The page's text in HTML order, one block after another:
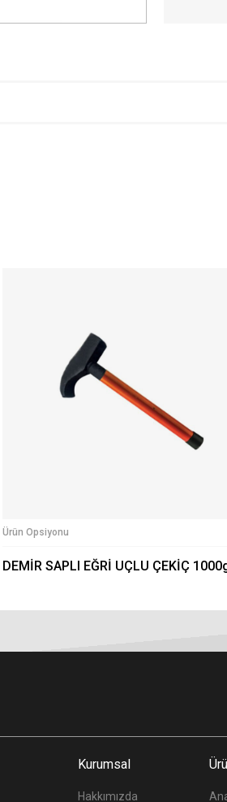
Ürün Opsiyonu
DEMİR SAPLI EĞRİ UÇLU ÇEKİÇ
Kurumsal
Hakkımızda